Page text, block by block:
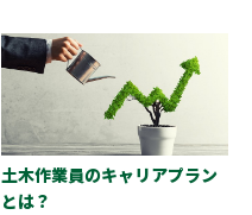
土木作業員のキャリアプラン
とは？